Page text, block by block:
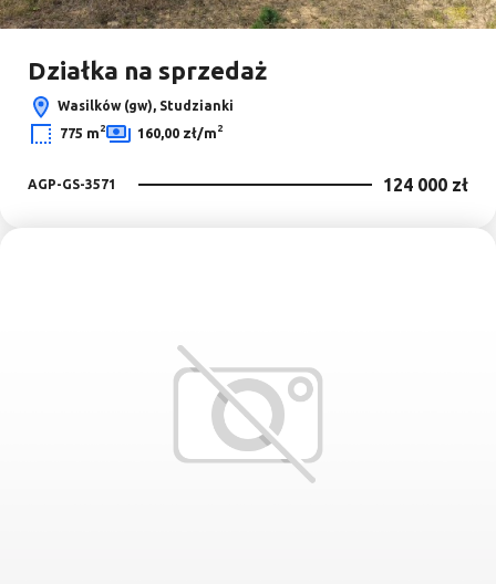
Działka na sprzedaż
Wasilków (gw), Studzianki
775 m2 160,00 zł/m2
AGP-GS-3571 124 000 zł